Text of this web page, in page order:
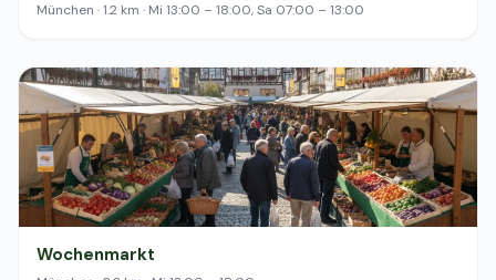
München · 1.2 km · Mi 13:00 – 18:00, Sa 07:00 – 13:00
Wochenmarkt